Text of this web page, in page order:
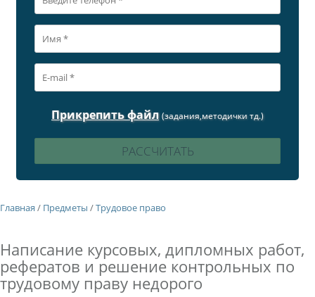
Прикрепить файл (задания,методички тд.)
Главная / Предметы /Трудовое право
Написание курсовых, дипломных работ,
рефератов и решение контрольных по
трудовому праву недорого